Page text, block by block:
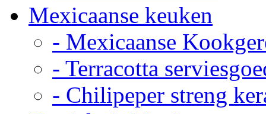
Mexicaanse keuken
- Mexicaanse
- Terracotta
- Chilipeper streng